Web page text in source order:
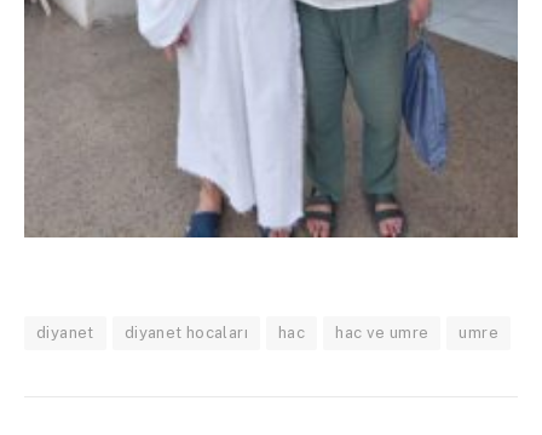
diyanet diyanet hocaları hac hac ve umre umre